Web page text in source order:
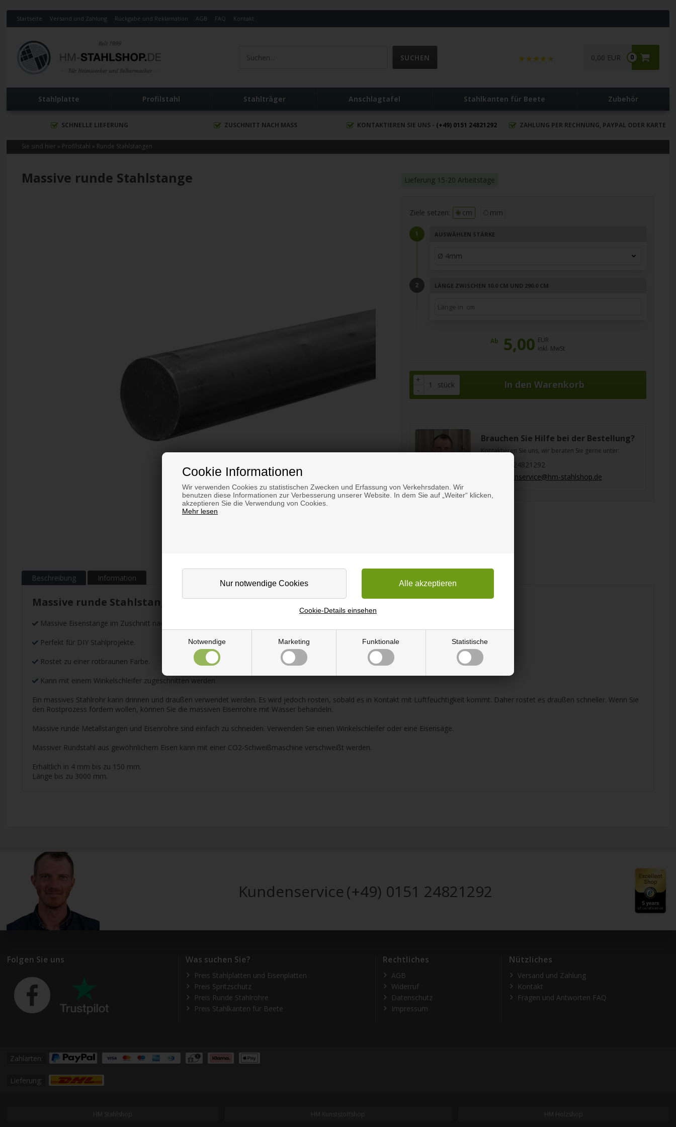
Cookie Informationen
Wir verwenden Cookies zu statistischen Zwecken und Erfassung von Verkehrsdaten. Wir
benutzen diese Informationen zur Verbesserung unserer Website. In dem Sie auf „Weiter“ klicken,
akzeptieren Sie die Verwendung von Cookies.
Mehr lesen
Notwendige Marketing Funktionale Statistische
Cookie-Details einsehen
Startseite Versand und Zahlung Rückgabe und Reklamation AGB FAQ Kontakt
0
0,00 EUR
Stahlplatte Profilstahl Stahlträger Anschlagtafel Stahlkanten für Beete Zubehör
SCHNELLE LIEFERUNG ZUSCHNITT NACH MASS KONTAKTIEREN SIE UNS - (+49) 0151 24821292 ZAHLUNG PER RECHNUNG, PAYPAL ODER KARTE
Sie sind hier » Profilstahl » Runde Stahlstangen
Massive runde Stahlstange Lieferung 15-20 Arbeitstage
Ziele setzen: cm mm
AUSWÄHLEN STÄRKE
LÄNGE ZWISCHEN 10.0 CM UND 290.0 CM
Ab 5,00 EUR
inkl. MwSt
stück
+
-
Brauchen Sie Hilfe bei der Bestellung?
Kontaktieren Sie uns, wir beraten Sie gerne unter:
0151 24821292
kundenservice@hm-stahlshop.de
Beschreibung Information
Massive runde Stahlstange
Massive Eisenstange im Zuschnitt nach Maß.
Perfekt für DIY Stahlprojekte.
Rostet zu einer rotbraunen Farbe.
Kann mit einem Winkelschleifer zugeschnitten werden.
Ein massives Stahlrohr kann drinnen und draußen verwendet werden. Es wird jedoch rosten, sobald es in Kontakt mit Luftfeuchtigkeit kommt. Daher rostet es draußen schneller. Wenn Sie
den Rostprozess fördern wollen, können Sie die massiven Eisenrohre mit Wasser behandeln.
Massive runde Metallstangen und Eisenrohre sind einfach zu schneiden. Verwenden Sie einen Winkelschleifer oder eine Eisensäge.
Massiver Rundstahl aus gewöhnlichem Eisen kann mit einer CO2-Schweißmaschine verschweißt werden.
Erhältlich in 4 mm bis zu 150 mm.
Länge bis zu 3000 mm.
Kundenservice(+49) 0151 24821292
Folgen Sie uns Was suchen Sie?
Preis Stahlplatten und Eisenplatten
Preis Spritzschutz
Preis Runde Stahlrohre
Preis Stahlkanten für Beete
Rechtliches
AGB
Widerruf
Datenschutz
Impressum
Nützliches
Versand und Zahlung
Kontakt
Fragen und Antworten FAQ
Zahlarten:
Lieferung:
HM Stahlshop HM Kunststoffshop HM Holzshop